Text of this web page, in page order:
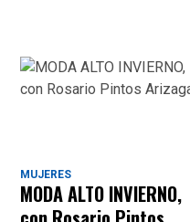
MUJERES
MODA ALTO INVIERNO,